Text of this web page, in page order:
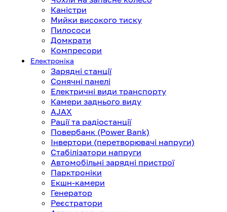
Каністри
Мийки високого тиску
Пилососи
Домкрати
Компресори
Електроніка
Зарядні станції
Сонячні панелі
Електричні види транспорту
Камери заднього виду
AJAX
Рації та радіостанції
Повербанк (Power Bank)
Інвертори (перетворювачі напруги)
Стабілізатори напруги
Автомобільні зарядні пристрої
Парктроніки
Екшн-камери
Генератор
Реєстратори